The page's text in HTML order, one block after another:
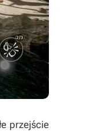
przejście